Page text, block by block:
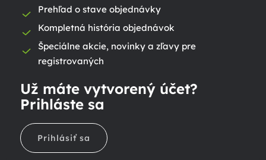
Prehľad o stave objednávky
Kompletná história objednávok
Špeciálne akcie, novinky a zľavy pre
registrovaných
Už máte vytvorený účet?
Prihláste sa
Prihlásiť sa